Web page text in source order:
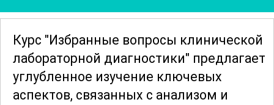
Курс "Избранные вопросы клинической
лабораторной диагностики" предлагает
углубленное изучение ключевых
аспектов, связанных с анализом и